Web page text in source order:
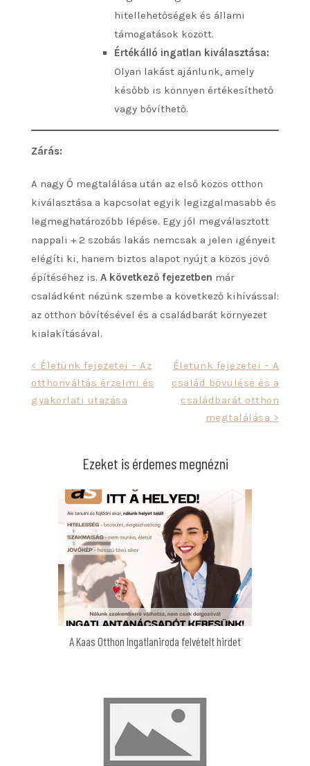
hitellehetőségek és állami
támogatások között.
Értékálló ingatlan kiválasztása:
Olyan lakást ajánlunk, amely
később is könnyen értékesíthető
vagy bővíthető.
Zárás:
A nagy Ő megtalálása után az első közös otthon
kiválasztása a kapcsolat egyik legizgalmasabb és
legmeghatározóbb lépése. Egy jól megválasztott
nappali + 2 szobás lakás nemcsak a jelen igényeit
elégíti ki, hanem biztos alapot nyújt a közös jövő
építéséhez is. A következő fejezetben már
családként nézünk szembe a következő kihívással:
az otthon bővítésével és a családbarát környezet
kialakításával.
Bejegyzés
navigáció
< Életünk fejezetei – Az
otthonváltás érzelmi és
gyakorlati utazása
Életünk fejezetei – A
család bővülése és a
családbarát otthon
megtalálása >
Ezeket is érdemes megnézni
A Kaas Otthon Ingatlaniroda felvételt hirdet